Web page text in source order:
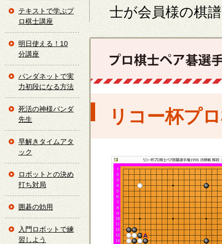
士が会員様の棋
リコー杯プ
テキストで学ぶプ
ロ棋士講座
明日使える！10
分講座
パンダネットで実
力初段になる方法
死活の神様パンダ
先生
早解きタイムアタ
ック
ロボットとの決め
打ち対局
囲碁の効用
入門ロボットで練
習しよう